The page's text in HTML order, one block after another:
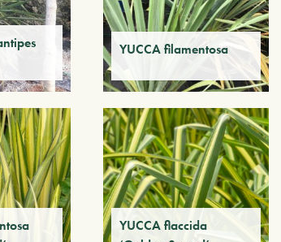
YUCCA filamentosa
YUCCA flaccida